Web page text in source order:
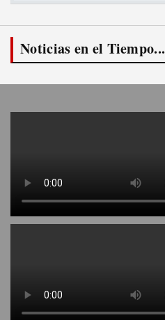
Noticias en el Tiempo...